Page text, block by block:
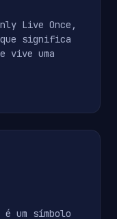
Live Once,
significa
vive uma
um símbolo